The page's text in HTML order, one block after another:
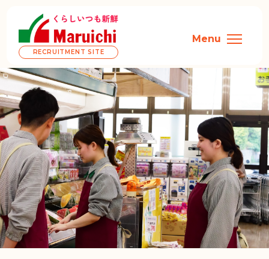
RECRUITMENT SITE
Menu